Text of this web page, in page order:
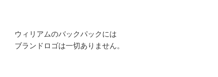
ウィリアムのバックパックには
ブランドロゴは一切ありません。